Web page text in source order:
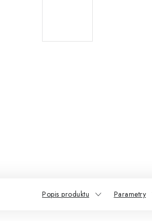
Popis produktu Parametry